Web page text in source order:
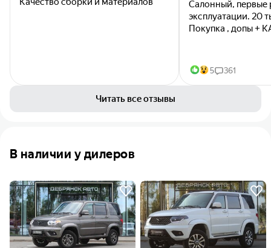
Салонный, первые
эксплуатации. 20
Покупка , допы +
5 361
Читать все отзывы
В наличии у дилеров